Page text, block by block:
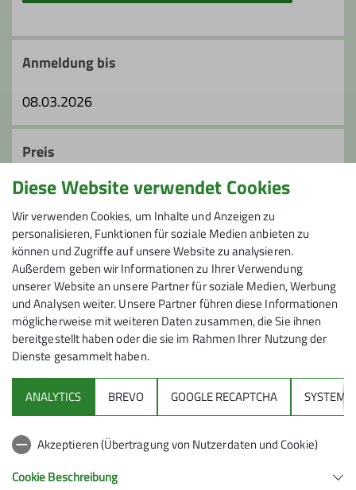
Anmeldung bis
08.03.2026
Preis
€ 55,- (DAV-Sektion Feucht)
€ 75,- (andere)
Maximale Teilnehmeranzahl
6
Sektion
Gruppen
Diese Website verwendet Cookies
Wir verwenden Cookies, um Inhalte und Anzeigen zu
personalisieren, Funktionen für soziale Medien anbieten zu
können und Zugriffe auf unsere Website zu analysieren.
Außerdem geben wir Informationen zu Ihrer Verwendung
unserer Website an unsere Partner für soziale Medien, Werbung
und Analysen weiter. Unsere Partner führen diese Informationen
möglicherweise mit weiteren Daten zusammen, die Sie ihnen
bereitgestellt haben oder die sie im Rahmen Ihrer Nutzung der
Dienste gesammelt haben.
ANALYTICS BREVO GOOGLE RECAPTCHA SYSTEM
Akzeptieren (Übertragung von Nutzerdaten und Cookie)
Cookie Beschreibung